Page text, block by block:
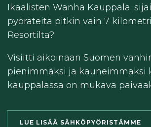
Ikaalisten Wanha Kauppala,
pyöräteitä pitkin vain 7
Resortilta?
Visiitti aikoinaan Suomen
pienimmäksi ja kauneimmaksi
kauppalassa on mukava
LUE LISÄÄ SÄHKÖPYÖRISTÄMME